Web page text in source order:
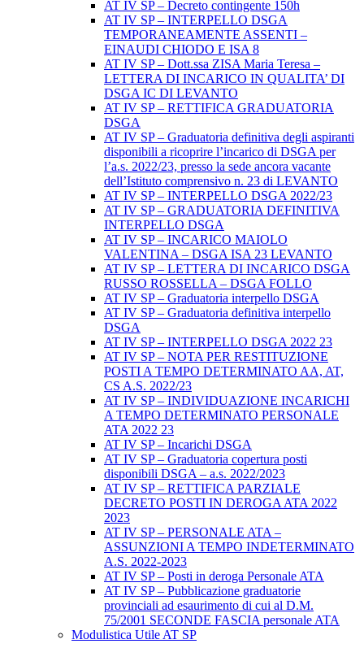
AT IV SP – Decreto contingente 150h
AT IV SP – INTERPELLO DSGA
TEMPORANEAMENTE ASSENTI –
EINAUDI CHIODO E ISA 8
AT IV SP – Dott.ssa ZISA Maria Teresa –
LETTERA DI INCARICO IN QUALITA’ DI
DSGA IC DI LEVANTO
AT IV SP – RETTIFICA GRADUATORIA
DSGA
AT IV SP – Graduatoria definitiva degli aspiranti
disponibili a ricoprire l’incarico di DSGA per
l’a.s. 2022/23, presso la sede ancora vacante
dell’Istituto comprensivo n. 23 di LEVANTO
AT IV SP – INTERPELLO DSGA 2022/23
AT IV SP – GRADUATORIA DEFINITIVA
INTERPELLO DSGA
AT IV SP – INCARICO MAIOLO
VALENTINA – DSGA ISA 23 LEVANTO
AT IV SP – LETTERA DI INCARICO DSGA
RUSSO ROSSELLA – DSGA FOLLO
AT IV SP – Graduatoria interpello DSGA
AT IV SP – Graduatoria definitiva interpello
DSGA
AT IV SP – INTERPELLO DSGA 2022 23
AT IV SP – NOTA PER RESTITUZIONE
POSTI A TEMPO DETERMINATO AA, AT,
CS A.S. 2022/23
AT IV SP – INDIVIDUAZIONE INCARICHI
A TEMPO DETERMINATO PERSONALE
ATA 2022 23
AT IV SP – Incarichi DSGA
AT IV SP – Graduatoria copertura posti
disponibili DSGA – a.s. 2022/2023
AT IV SP – RETTIFICA PARZIALE
DECRETO POSTI IN DEROGA ATA 2022
2023
AT IV SP – PERSONALE ATA –
ASSUNZIONI A TEMPO INDETERMINATO
A.S. 2022-2023
AT IV SP – Posti in deroga Personale ATA
AT IV SP – Pubblicazione graduatorie
provinciali ad esaurimento di cui al D.M.
75/2001 SECONDE FASCIA personale ATA
Modulistica Utile AT SP